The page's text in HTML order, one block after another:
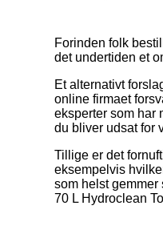
Forinden folk
det undertiden et
Et alternativt
online firmaet
eksperter som har
du bliver udsat for
Tillige er det
eksempelvis
som helst
70 L Hydroclean